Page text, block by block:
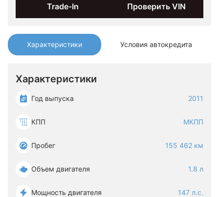
Характеристики Условия автокредита
Характеристики
Год выпуска 2011
КПП МКПП
Пробег 155 462 км
Объем двигателя 1.8 л
Мощность двигателя 147 л.с.
Trade-In Проверить VIN